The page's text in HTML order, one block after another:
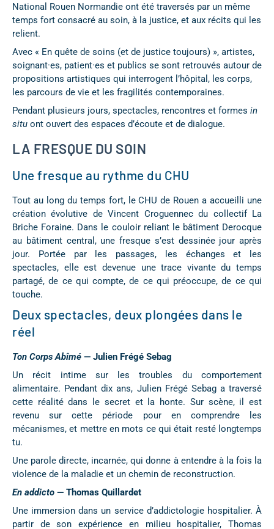
National Rouen Normandie ont été traversés par un même
temps fort consacré au soin, à la justice, et aux récits qui les
relient.
Avec « En quête de soins (et de justice toujours) », artistes,
soignant·es, patient·es et publics se sont retrouvés autour de
propositions artistiques qui interrogent l’hôpital, les corps,
les parcours de vie et les fragilités contemporaines.
Pendant plusieurs jours, spectacles, rencontres et formes in
situ ont ouvert des espaces d’écoute et de dialogue.
LA FRESQUE DU SOIN
Une fresque au rythme du CHU
Tout au long du temps fort, le CHU de Rouen a accueilli une
création évolutive de Vincent Croguennec du collectif La
Briche Foraine. Dans le couloir reliant le bâtiment Derocque
au bâtiment central, une fresque s’est dessinée jour après
jour. Portée par les passages, les échanges et les
spectacles, elle est devenue une trace vivante du temps
partagé, de ce qui compte, de ce qui préoccupe, de ce qui
touche.
Deux spectacles, deux plongées dans le
réel
Ton Corps Abîmé — Julien Frégé Sebag
Un récit intime sur les troubles du comportement
alimentaire. Pendant dix ans, Julien Frégé Sebag a traversé
cette réalité dans le secret et la honte. Sur scène, il est
revenu sur cette période pour en comprendre les
mécanismes, et mettre en mots ce qui était resté longtemps
tu.
Une parole directe, incarnée, qui donne à entendre à la fois la
violence de la maladie et un chemin de reconstruction.
En addicto — Thomas Quillardet
Une immersion dans un service d’addictologie hospitalier. À
partir de son expérience en milieu hospitalier, Thomas